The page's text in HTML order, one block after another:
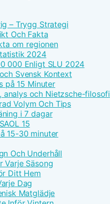
– Trygg Strategi
Och Fakta
om regionen
2024
000 Enligt SLU 2024
Svensk Kontext
på 15 Minuter
analys och Nietzsche-filosofi
Volym Och Tips
i 7 dagar
15
15-30 minuter
Och Underhåll
Varje Säsong
Ditt Hem
Dag
Matglädje